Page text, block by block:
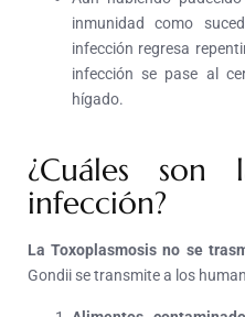
inmunidad como
infección regresa
infección se pase al
hígado.
¿Cuáles son
infección?
La Toxoplasmosis no se
Gondii se transmite a los